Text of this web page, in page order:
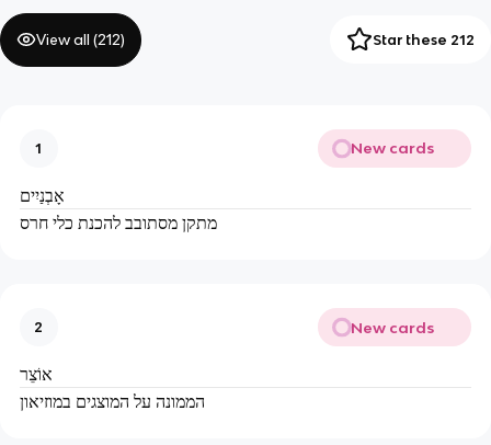
View all (212) Star these 212
1 New cards
אָבְנַיִים
מתקן מסתובב להכנת כלי חרס
2 New cards
אוֹצֵר
הממונה על המוצגים במוזיאון